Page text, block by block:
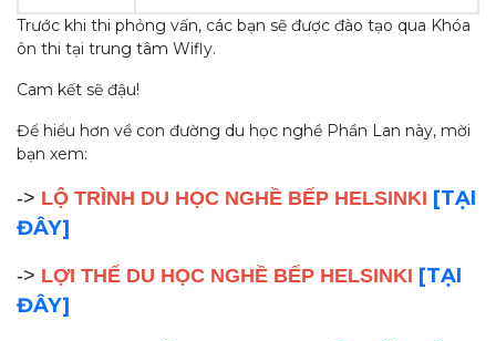
Trước khi thi phỏng vấn, các bạn sẽ được đào tạo qua Khóa
ôn thi tại trung tâm Wifly.
Cam kết sẽ đậu!
Để hiểu hơn về con đường du học nghề Phần Lan này, mời
bạn xem:
-> LỘ TRÌNH DU HỌC NGHỀ BẾP HELSINKI [TẠI
ĐÂY]
-> LỢI THẾ DU HỌC NGHỀ BẾP HELSINKI [TẠI
ĐÂY]